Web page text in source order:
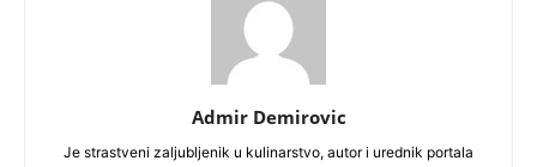
Admir Demirovic
Je strastveni zaljubljenik u kulinarstvo, autor i urednik portala